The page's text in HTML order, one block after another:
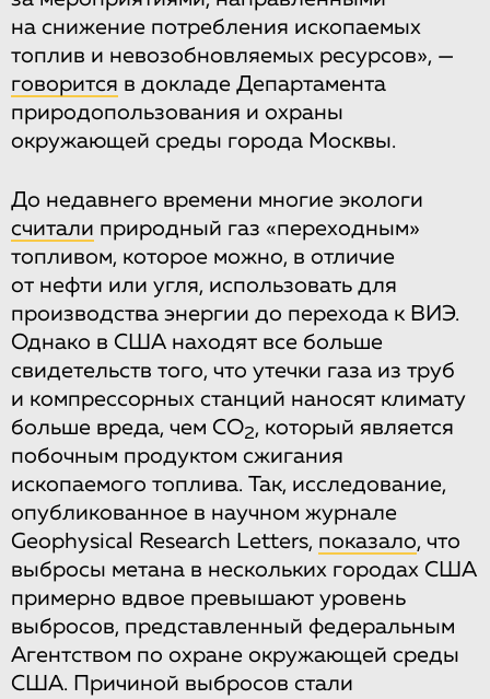
на снижение потребления ископаемых
топлив и невозобновляемых ресурсов», —
говорится в докладе Департамента
природопользования и охраны
окружающей среды города Москвы.
До недавнего времени многие экологи
считали природный газ «переходным»
топливом, которое можно, в отличие
от нефти или угля, использовать для
производства энергии до перехода к ВИЭ.
Однако в США находят все больше
свидетельств того, что утечки газа из труб
и компрессорных станций наносят климату
больше вреда, чем CO2, который является
побочным продуктом сжигания
ископаемого топлива. Так, исследование,
опубликованное в научном журнале
Geophysical Research Letters, показало, что
выбросы метана в нескольких городах США
примерно вдвое превышают уровень
выбросов, представленный федеральным
Агентством по охране окружающей среды
США. Причиной выбросов стали